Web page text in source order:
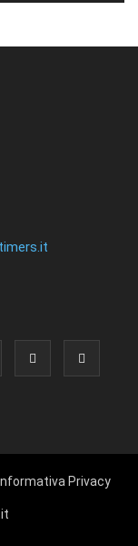
Informativa Privacy